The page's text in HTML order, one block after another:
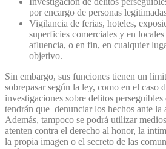
por encargo de personas
Vigilancia de ferias, hoteles,
superficies comerciales y en
afluencia, o en fin, en cualquier
objetivo.
Sin embargo, sus funciones tienen un
sobrepasar según la ley, como en el caso
investigaciones sobre delitos
tendrán que denunciar los hechos ante la
Además, tampoco se podrá utilizar
atenten contra el derecho al honor, la
la propia imagen o el secreto de las